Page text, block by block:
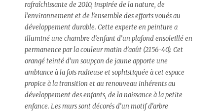
rafraîchissante de 2010, inspirée de la nature, de
l’environnement et de l’ensemble des efforts voués au
développement durable. Cette experte en peinture a
illuminé une chambre d’enfant d’un plafond ensoleillé en
permanence par la couleur matin d’août (2156-40). Cet
orangé teinté d’un soupçon de jaune apporte une
ambiance à la fois radieuse et sophistiquée à cet espace
propice à la transition et au renouveau inhérents au
développement des enfants, de la naissance à la petite
enfance. Les murs sont décorés d’un motif d’arbre